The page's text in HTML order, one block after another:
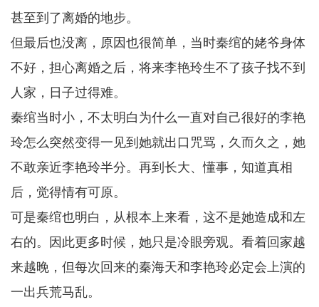
甚至到了离婚的地步。
但最后也没离，原因也很简单，当时秦绾的姥爷身体
不好，担心离婚之后，将来李艳玲生不了孩子找不到
人家，日子过得难。
秦绾当时小，不太明白为什么一直对自己很好的李艳
玲怎么突然变得一见到她就出口咒骂，久而久之，她
不敢亲近李艳玲半分。再到长大、懂事，知道真相
后，觉得情有可原。
可是秦绾也明白，从根本上来看，这不是她造成和左
右的。因此更多时候，她只是冷眼旁观。看着回家越
来越晚，但每次回来的秦海天和李艳玲必定会上演的
一出兵荒马乱。